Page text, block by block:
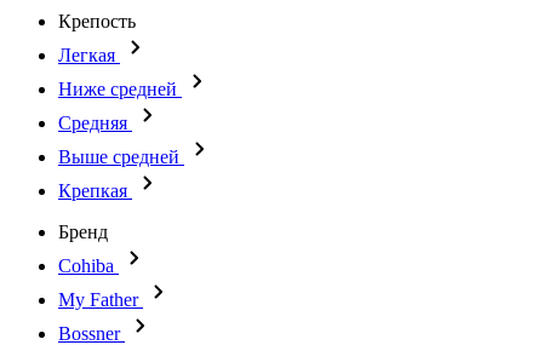
Крепость
Легкая
Ниже средней
Средняя
Выше средней
Крепкая
Бренд
Cohiba
My Father
Bossner